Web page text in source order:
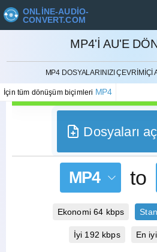
ONLINE-AUDIO-
CONVERT.COM
MP4'I AU'E
MP4 DOSYALARINIZI ÇEVRIMIÇI
İçin tüm dönüşüm biçimleri MP4
İPTAL ETMEK
Dosyaları
MP4 to
Ekonomi 64 kbps
İyi 192 kbps En